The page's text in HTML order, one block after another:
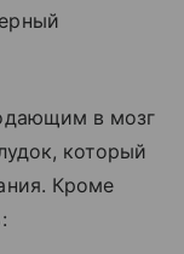
в мозг
который
Кроме